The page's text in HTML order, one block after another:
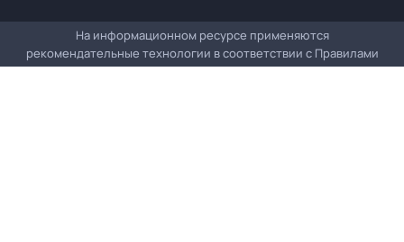
На информационном ресурсе применяются
рекомендательные технологии в соответствии с Правилами